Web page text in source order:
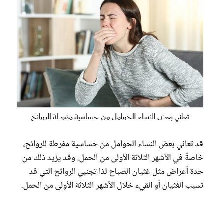
تعاني بعض النساء الحوامل من حساسية مفرطة للروائح
قد تعاني بعض النساء الحوامل من حساسية مفرطة للروائح،
خاصةً في الأشهر الثلاثة الأولى من الحمل. وقد يزيد ذلك من
حدة أعراض مثل غثيان الصباح لذا تجنبي الروائح التي قد
تسبب الغثيان أو القيء خلال الأشهر الثلاثة الأولى من الحمل.